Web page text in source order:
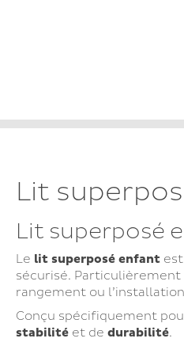
Lit
Lit superposé
Le lit superposé enfant
sécurisé. Particulièrement
rangement ou
Conçu spécifiquement
stabilité et de durabilité.